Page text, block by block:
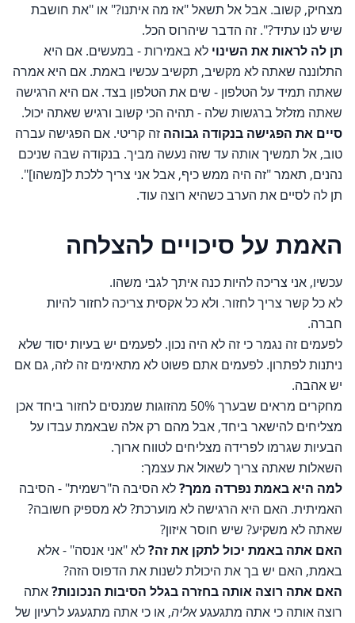
מצחיק, קשוב. אבל אל תשאל "אז מה איתנו?" או "את חושבת
שיש לנו עתיד?". זה הדבר שיהרוס הכל.
תן לה לראות את השינוי לא באמירות - במעשים. אם היא
התלוננה שאתה לא מקשיב, תקשיב עכשיו באמת. אם היא אמרה
שאתה תמיד על הטלפון - שים את הטלפון בצד. אם היא הרגישה
שאתה מזלזל ברגשות שלה - תהיה הכי קשוב ורגיש שאתה יכול.
סיים את הפגישה בנקודה גבוהה זה קריטי. אם הפגישה עברה
טוב, אל תמשיך אותה עד שזה נעשה מביך. בנקודה שבה שניכם
נהנים, תאמר "זה היה ממש כיף, אבל אני צריך ללכת ל[משהו]".
תן לה לסיים את הערב כשהיא רוצה עוד.
האמת על סיכויים להצלחה
עכשיו, אני צריכה להיות כנה איתך לגבי משהו.
לא כל קשר צריך לחזור. ולא כל אקסית צריכה לחזור להיות
חברה.
לפעמים זה נגמר כי זה לא היה נכון. לפעמים יש בעיות יסוד שלא
ניתנות לפתרון. לפעמים אתם פשוט לא מתאימים זה לזה, גם אם
יש אהבה.
מחקרים מראים שבערך 50% מהזוגות שמנסים לחזור ביחד אכן
מצליחים להישאר ביחד, אבל מהם רק אלה שבאמת עבדו על
הבעיות שגרמו לפרידה מצליחים לטווח ארוך.
השאלות שאתה צריך לשאול את עצמך:
למה היא באמת נפרדה ממך?לא הסיבה ה"רשמית" - הסיבה
האמיתית. האם היא הרגישה לא מוערכת? לא מספיק חשובה?
שאתה לא משקיע? שיש חוסר איזון?
האם אתה באמת יכול לתקן את זה?לא "אני אנסה" - אלא
באמת, האם יש בך את היכולת לשנות את הדפוס הזה?
האם אתה רוצה אותה בחזרה בגלל הסיבות הנכונות?אתה
רוצה אותה כי אתה מתגעגעאליה, או כי אתה מתגעגע לרעיון של